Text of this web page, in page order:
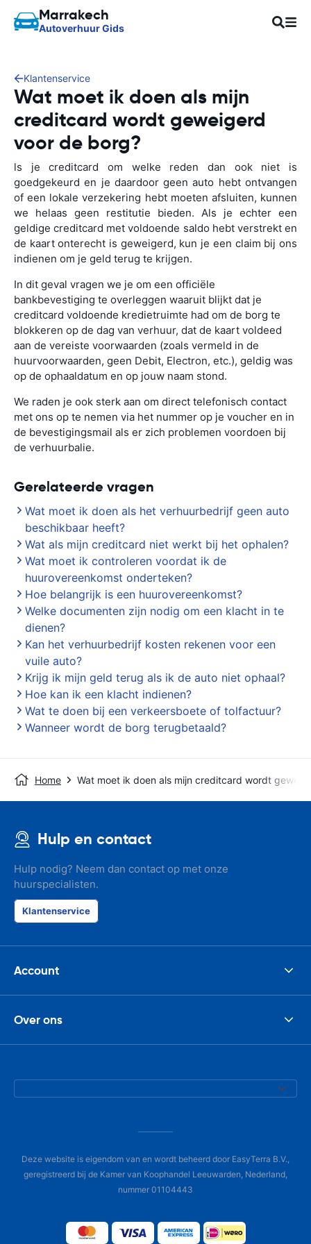
Marrakech
Autoverhuur Gids
Klantenservice
Wat moet ik doen als mijn
creditcard wordt geweigerd
voor de borg?
ls je creditcard om welke reden dan ook niet is
goedgekeurd en je daardoor geen auto hebt ontvangen
of een lokale verzekering hebt moeten afsluiten, kunnen
we helaas geen restitutie bieden. Als je echter een
geldige creditcard met voldoende saldo hebt verstrekt en
de kaart onterecht is geweigerd, kun je een claim bij ons
indienen om je geld terug te krijgen.
In dit geval vragen we je om een officiële
bankbevestiging te overleggen waaruit blijkt dat je
creditcard voldoende kredietruimte had om de borg te
blokkeren op de dag van verhuur, dat de kaart voldeed
aan de vereiste voorwaarden (zoals vermeld in de
huurvoorwaarden, geen Debit, Electron, etc.), geldig was
op de ophaaldatum en op jouw naam stond.
We raden je ook sterk aan om direct telefonisch contact
met ons op te nemen via het nummer op je voucher en in
de bevestigingsmail als er zich problemen voordoen bij
de verhuurbalie.
Gerelateerde vragen
Wat moet ik doen als het verhuurbedrijf geen auto
beschikbaar heeft?
Wat als mijn creditcard niet werkt bij het ophalen?
Wat moet ik controleren voordat ik de
huurovereenkomst onderteken?
Hoe belangrijk is een huurovereenkomst?
Welke documenten zijn nodig om een klacht in te
dienen?
Kan het verhuurbedrijf kosten rekenen voor een
vuile auto?
Krijg ik mijn geld terug als ik de auto niet ophaal?
Hoe kan ik een klacht indienen?
Wat te doen bij een verkeersboete of tolfactuur?
Wanneer wordt de borg terugbetaald?
Home Wat moet ik doen als mijn creditcard wordt
Hulp en contact
Hulp nodig? Neem dan contact op met onze
huurspecialisten.
Klantenservice
Account
Over ons
Deze website is eigendom van en wordt beheerd door EasyTerra B.V.,
geregistreerd bij de Kamer van Koophandel Leeuwarden, Nederland,
nummer 01104443